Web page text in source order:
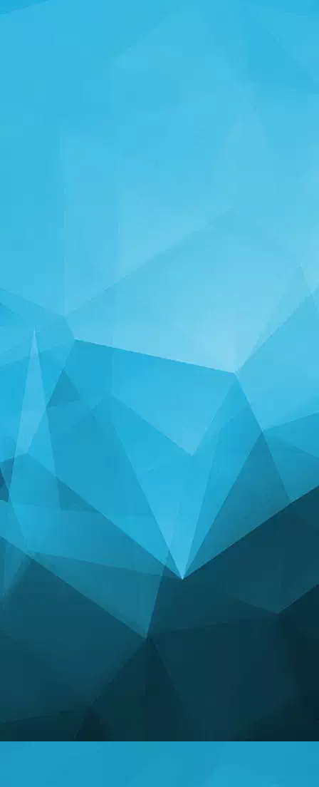
14241 Spellen